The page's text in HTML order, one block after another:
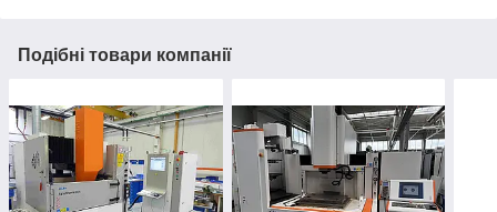
Подібні товари компанії